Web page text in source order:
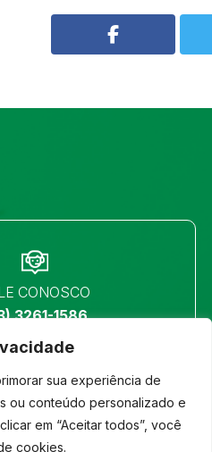
sua experiência de
ou conteúdo personalizado e
em “Aceitar todos”, você
cookies.
CONOSCO
3261-1586
direitos reservados